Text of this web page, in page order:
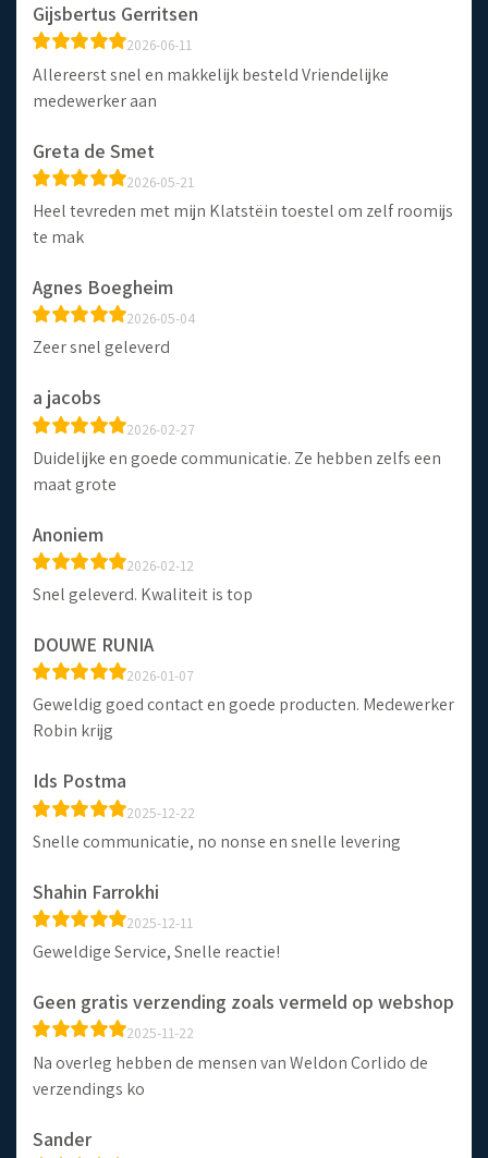
Gijsbertus Gerritsen
2026-06-11
Allereerst snel en makkelijk besteld Vriendelijke
medewerker aan
Greta de Smet
2026-05-21
Heel tevreden met mijn Klatstëin toestel om zelf roomijs
te mak
Agnes Boegheim
2026-05-04
Zeer snel geleverd
a jacobs
2026-02-27
Duidelijke en goede communicatie. Ze hebben zelfs een
maat grote
Anoniem
2026-02-12
Snel geleverd. Kwaliteit is top
DOUWE RUNIA
2026-01-07
Geweldig goed contact en goede producten. Medewerker
Robin krijg
Ids Postma
2025-12-22
Snelle communicatie, no nonse en snelle levering
Shahin Farrokhi
2025-12-11
Geweldige Service, Snelle reactie!
Geen gratis verzending zoals vermeld op webshop
2025-11-22
Na overleg hebben de mensen van Weldon Corlido de
verzendings ko
Sander